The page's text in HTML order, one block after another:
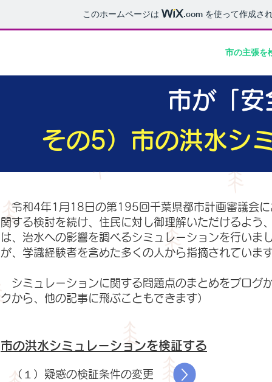
このホームページは .com を使って作成さ
市の主張を
その5）市の洪水シ
市が「
令和4年1月18日の第195回千葉県都市計画審議会に
関する検討を続け、住民に対し御理解いただけるよう
は、治水への影響を調べるシミュレーションを行いま
が、学識経験者を含めた多くの人から指摘されていま
シミュレーションに関する問題点のまとめをブログ
クから、他の記事に飛ぶこともできます）
市の洪水シミュレーションを検証する
（１）疑惑の検証条件の変更